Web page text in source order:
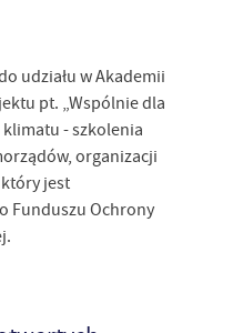
udziału w Akademii
pt. „Wspólnie dla
klimatu - szkolenia
organizacji
jest
Funduszu Ochrony